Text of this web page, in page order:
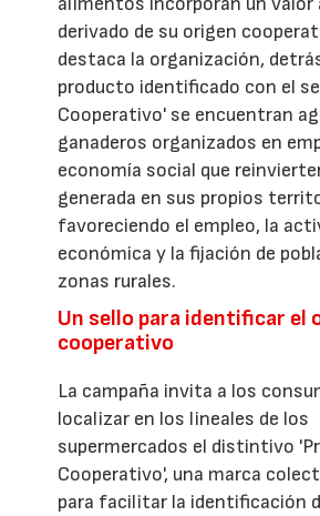
derivado de su origen
destaca la organización,
producto identificado con el
Cooperativo' se encuentran
ganaderos organizados en
economía social que
generada en sus propios
favoreciendo el empleo, la
económica y la fijación de
zonas rurales.
Un sello para identificar el
cooperativo
La campaña invita a los
localizar en los lineales de los
supermercados el distintivo
Cooperativo', una marca
para facilitar la identificación